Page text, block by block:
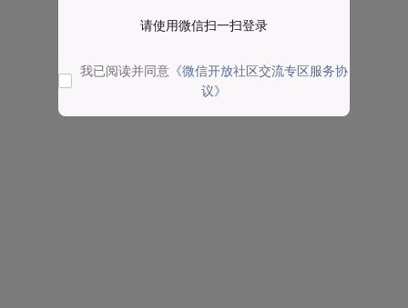
请使用微信扫一扫登录
我已阅读并同意 《微信开放社区交流专区服务协
议》